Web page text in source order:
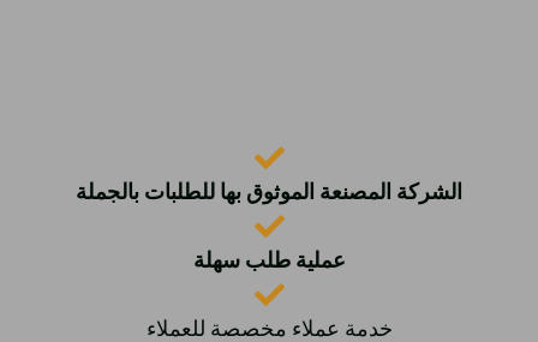
الشركة المصنعة الموثوق بها للطلبات بالجملة
عملية طلب سهلة
خدمة عملاء مخصصة للعملاء